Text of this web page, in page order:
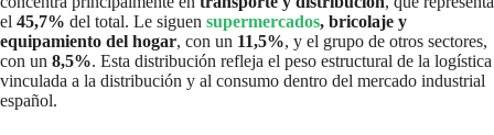
el 45,7% del total. Le siguen supermercados, bricolaje y
equipamiento del hogar, con un 11,5%, y el grupo de otros sectores,
con un 8,5%. Esta distribución refleja el peso estructural de la logística
vinculada a la distribución y al consumo dentro del mercado industrial
español.